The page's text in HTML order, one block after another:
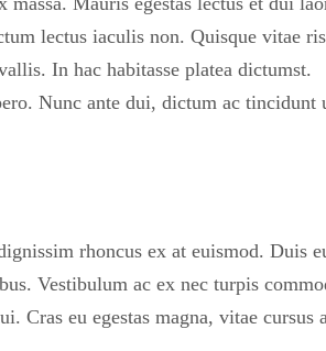
lectus iaculis non. Quisque vitae
In hac habitasse platea dictumst.
Nunc ante dui, dictum ac tincidunt
rhoncus ex at euismod. Duis
Vestibulum ac ex nec turpis
Cras eu egestas magna, vitae cursus